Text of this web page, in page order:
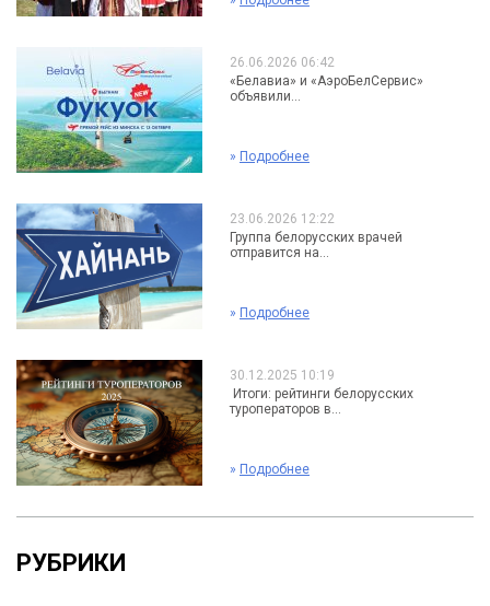
26.06.2026 06:42
«Белавиа» и «АэроБелСервис»
объявили...
» Подробнее
23.06.2026 12:22
Группа белорусских врачей
отправится на...
» Подробнее
30.12.2025 10:19
Итоги: рейтинги белорусских
туроператоров в...
» Подробнее
РУБРИКИ